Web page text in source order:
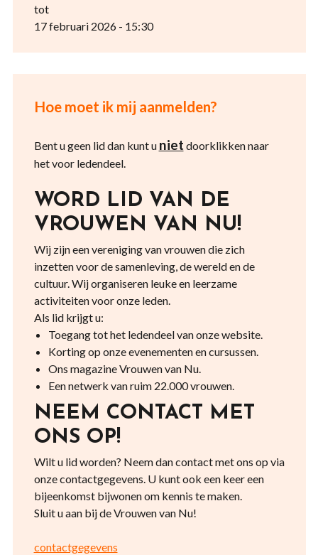
tot
17 februari 2026 - 15:30
Hoe moet ik mij aanmelden?
Bent u geen lid dan kunt u niet doorklikken naar
het voor ledendeel.
WORD LID VAN DE
VROUWEN VAN NU!
Wij zijn een vereniging van vrouwen die zich
inzetten voor de samenleving, de wereld en de
cultuur. Wij organiseren leuke en leerzame
activiteiten voor onze leden.
Als lid krijgt u:
Toegang tot het ledendeel van onze website.
Korting op onze evenementen en cursussen.
Ons magazine Vrouwen van Nu.
Een netwerk van ruim 22.000 vrouwen.
NEEM CONTACT MET
ONS OP!
Wilt u lid worden? Neem dan contact met ons op via
onze contactgegevens. U kunt ook een keer een
bijeenkomst bijwonen om kennis te maken.
Sluit u aan bij de Vrouwen van Nu!
contactgegevens